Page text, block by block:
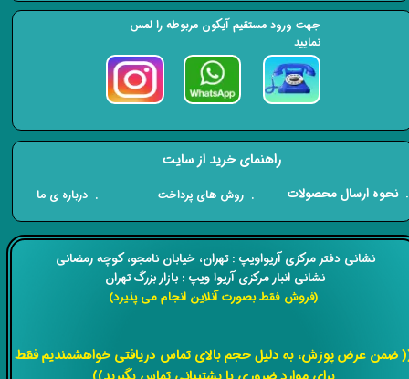
​​نشانی دفتر مرکزی آریواویپ : تهران، خیابان نامجو،کوچه رمضانی
نشانی انبار مرکزی آریوا ویپ : بازار بزرگ تهران
(فروش فقط بصورت آنلاین انجام می پذیرد)
ضمن عرض پوزش، به دلیل حجم بالای تماس دریافتی خواهشمندیم فقط
راهنمای خرید از سایت
​. نحوه ارسال محصولات . روش های پرداخت . درباره ی ما
جهت ورود مستقیم آیکون مربوطه را لمس
نمایید